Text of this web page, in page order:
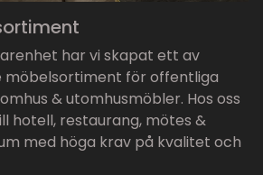
har vi skapat ett av
möbelsortiment för offentliga
& utomhusmöbler. Hos oss
hotell, restaurang, mötes &
med höga krav på kvalitet och